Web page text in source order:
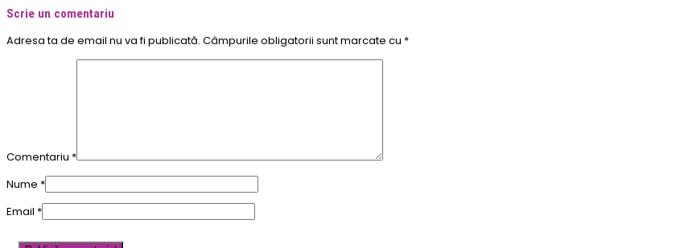
Scrie un comentariu
Adresa ta de email nu va fi publicată. Câmpurile obligatorii sunt marcate cu *
Comentariu *
Nume *
Email *